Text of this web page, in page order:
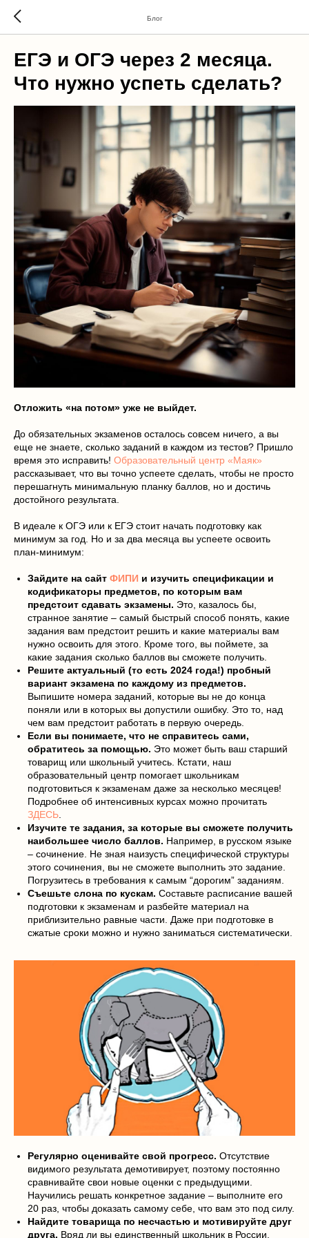
Блог
ЕГЭ и ОГЭ через 2 месяца.
Что нужно успеть сделать?
Отложить «на потом» уже не выйдет.
До обязательных экзаменов осталось совсем ничего, а вы
еще не знаете, сколько заданий в каждом из тестов? Пришло
время это исправить! Образовательный центр «Маяк»
рассказывает, что вы точно успеете сделать, чтобы не просто
перешагнуть минимальную планку баллов, но и достичь
достойного результата.
В идеале к ОГЭ или к ЕГЭ стоит начать подготовку как
минимум за год. Но и за два месяца вы успеете освоить
план-минимум:
Зайдите на сайт ФИПИ и изучить спецификации и
кодификаторы предметов, по которым вам
предстоит сдавать экзамены. Это, казалось бы,
странное занятие – самый быстрый способ понять, какие
задания вам предстоит решить и какие материалы вам
нужно освоить для этого. Кроме того, вы поймете, за
какие задания сколько баллов вы сможете получить.
Решите актуальный (то есть 2024 года!) пробный
вариант экзамена по каждому из предметов.
Выпишите номера заданий, которые вы не до конца
поняли или в которых вы допустили ошибку. Это то, над
чем вам предстоит работать в первую очередь.
Если вы понимаете, что не справитесь сами,
обратитесь за помощью. Это может быть ваш старший
товарищ или школьный учитесь. Кстати, наш
образовательный центр помогает школьникам
подготовиться к экзаменам даже за несколько месяцев!
Подробнее об интенсивных курсах можно прочитать
ЗДЕСЬ
Изучите те задания, за которые вы сможете получить
наибольшее число баллов. Например, в русском языке
– сочинение. Не зная наизусть специфической структуры
этого сочинения, вы не сможете выполнить это задание.
Погрузитесь в требования к самым “дорогим” заданиям.
Съешьте слона по кускам. Составьте расписание вашей
подготовки к экзаменам и разбейте материал на
приблизительно равные части. Даже при подготовке в
сжатые сроки можно и нужно заниматься систематически.
Регулярно оценивайте свой прогресс. Отсутствие
видимого результата демотивирует, поэтому постоянно
сравнивайте свои новые оценки с предыдущими.
Научились решать конкретное задание – выполните его
20 раз, чтобы доказать самому себе, что вам это под силу.
Найдите товарища по несчастью и мотивируйте друг
друга. Вряд ли вы единственный школьник в России,